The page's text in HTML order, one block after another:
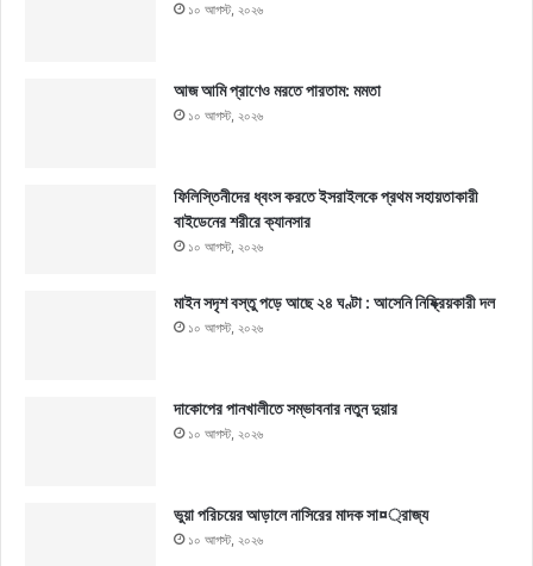
১০ আগস্ট, ২০২৬
আজ আমি প্রাণেও মরতে পারতাম: মমতা
১০ আগস্ট, ২০২৬
ফিলিস্তিনীদের ধ্বংস করতে ইসরাইলকে প্রথম সহায়তাকারী
বাইডেনের শরীরে ক্যানসার
১০ আগস্ট, ২০২৬
মাইন সদৃশ বস্তু পড়ে আছে ২৪ ঘণ্টা : আসেনি নিষ্ক্রিয়কারী দল
১০ আগস্ট, ২০২৬
দাকোপের পানখালীতে সম্ভাবনার নতুন দুয়ার
১০ আগস্ট, ২০২৬
ভুয়া পরিচয়ের আড়ালে নাসিরের মাদক সা¤্রাজ্য
১০ আগস্ট, ২০২৬